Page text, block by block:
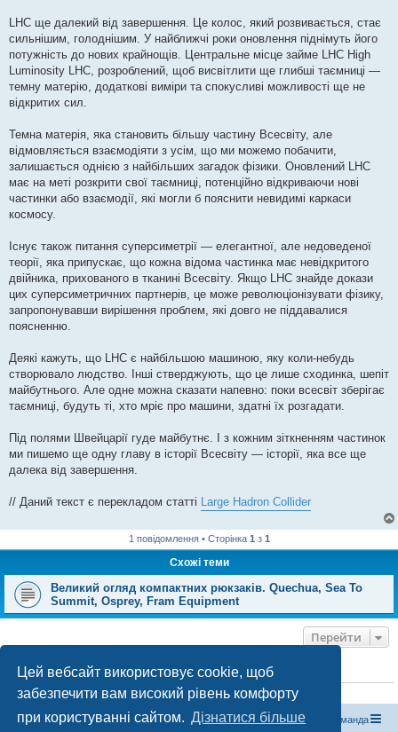
Цей вебсайт використовує cookie, щоб
забезпечити вам високий рівень комфорту
при користуванні сайтом. Дізнатися більше
LHC ще далекий від завершення. Це колос, який розвивається, стає
сильнішим, голоднішим. У найближчі роки оновлення піднімуть його
потужність до нових крайнощів. Центральне місце займе LHC High
Luminosity LHC, розроблений, щоб висвітлити ще глибші таємниці —
темну матерію, додаткові виміри та спокусливі можливості ще не
відкритих сил.
Темна матерія, яка становить більшу частину Всесвіту, але
відмовляється взаємодіяти з усім, що ми можемо побачити,
залишається однією з найбільших загадок фізики. Оновлений LHC
має на меті розкрити свої таємниці, потенційно відкриваючи нові
частинки або взаємодії, які могли б пояснити невидимі каркаси
космосу.
Існує також питання суперсиметрії — елегантної, але недоведеної
теорії, яка припускає, що кожна відома частинка має невідкритого
двійника, прихованого в тканині Всесвіту. Якщо LHC знайде докази
цих суперсиметричних партнерів, це може революціонізувати фізику,
запропонувавши вирішення проблем, які довго не піддавалися
поясненню.
Деякі кажуть, що LHC є найбільшою машиною, яку коли-небудь
створювало людство. Інші стверджують, що це лише сходинка, шепіт
майбутнього. Але одне можна сказати напевно: поки всесвіт зберігає
таємниці, будуть ті, хто мріє про машини, здатні їх розгадати.
Під полями Швейцарії гуде майбутнє. І з кожним зіткненням частинок
ми пишемо ще одну главу в історії Всесвіту — історії, яка все ще
далека від завершення.
// Даний текст є перекладом статті Large Hadron Collider
1 повідомлення • Сторінка 1з 1
Схожі теми
Великий огляд компактних рюкзаків. Quechua, Sea To
Summit, Osprey, Fram Equipment
Перейти
ХТО ЗАРАЗ ОНЛАЙН
Зараз переглядають цей форум:ClaudeBot [бот ШІ]і 2 гостей
Магазин спорядження Туристичний форум «Рюкзак» Команда